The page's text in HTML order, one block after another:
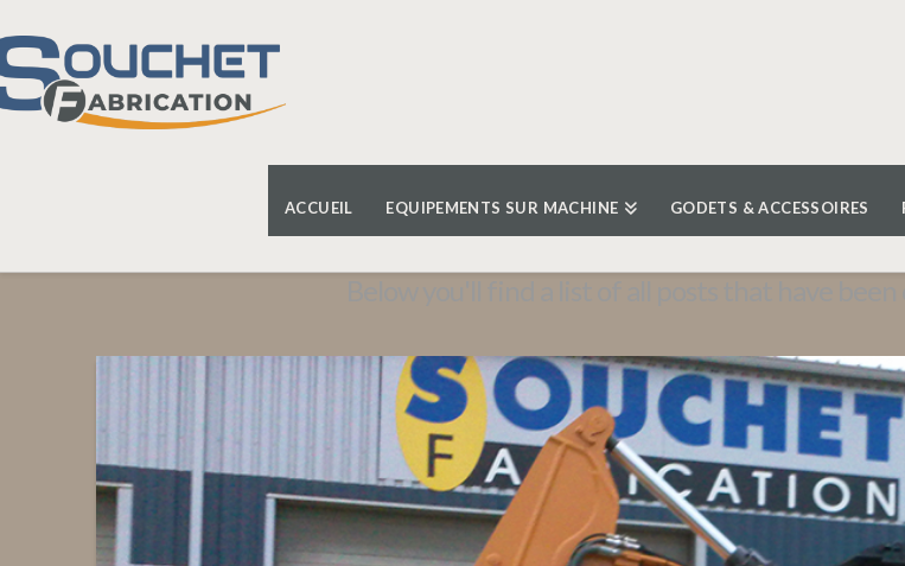
ACCUEIL EQUIPEMENTS SUR MACHINE GODETS & ACCESSOIRES
Category
Archive